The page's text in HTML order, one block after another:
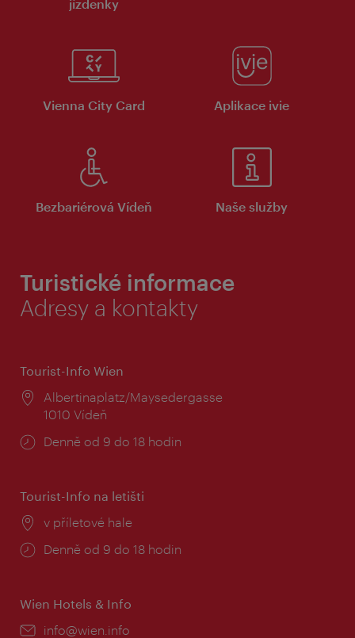
jízdenky
Vienna City Card Aplikace ivie
Bezbariérová Vídeň Naše služby
Turistické informace
Adresy a kontakty
Tourist-Info Wien
Místo:
Albertinaplatz/Maysedergasse
1010 Vídeň
Provozní
Denně od 9 do 18 hodin
Tourist-Info na letišti
Místo:
v příletové hale
Provozní
Denně od 9 do 18 hodin
Wien Hotels & Info
E-
info@wien.info